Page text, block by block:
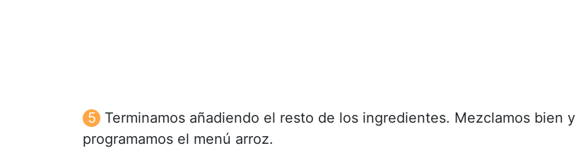
Terminamos añadiendo el resto de los ingredientes. Mezclamos bien y
programamos el menú arroz.